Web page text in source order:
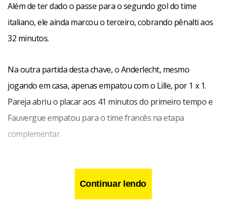
Além de ter dado o passe para o segundo gol do time
italiano, ele ainda marcou o terceiro, cobrando pênalti aos
32 minutos.
Na outra partida desta chave, o Anderlecht, mesmo
jogando em casa, apenas empatou com o Lille, por 1 x 1.
Pareja abriu o placar aos 41 minutos do primeiro tempo e
Fauvergue empatou para o time francês na etapa
complementar.
Continuar lendo